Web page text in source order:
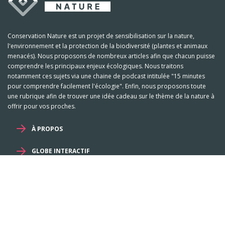
Conservation Nature est un projet de sensibilisation sur la nature,
l'environnement et la protection de la biodiversité (plantes et animaux
menacés). Nous proposons de nombreux articles afin que chacun puisse
comprendre les principaux enjeux écologiques. Nous traitons
notamment ces sujets via une chaine de podcast intitulée "15 minutes
pour comprendre facilement l'écologie". Enfin, nous proposons toute
une rubrique afin de trouver une idée cadeau sur le thème de la nature à
offrir pour vos proches.
À PROPOS
GLOBE INTERACTIF